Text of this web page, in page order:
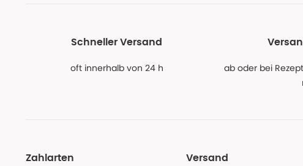
Schneller Versand
oft innerhalb von 24 h
ab oder bei
Zahlarten Versand